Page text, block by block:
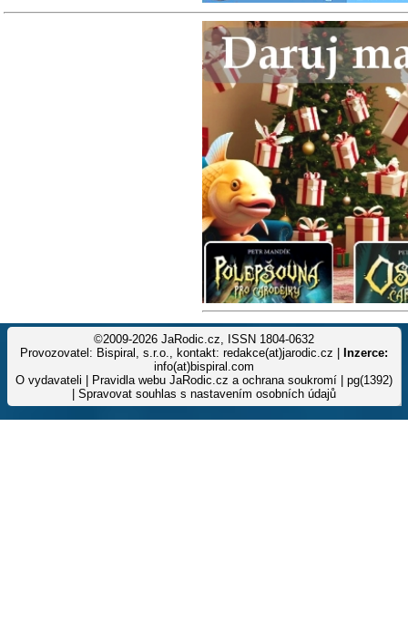
©2009-2026 JaRodic.cz, ISSN 1804-0632
Provozovatel: Bispiral, s.r.o., kontakt: redakce(at)jarodic.cz |
Inzerce:
info(at)bispiral.com
O vydavateli
Pravidla webu JaRodic.cz a ochrana soukromí | pg(1392)
Spravovat souhlas s nastavením osobních údajů